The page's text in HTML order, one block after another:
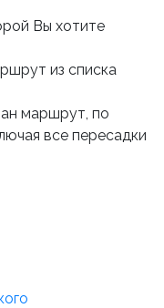
Вы хотите
из списка
маршрут, по
все пересадки